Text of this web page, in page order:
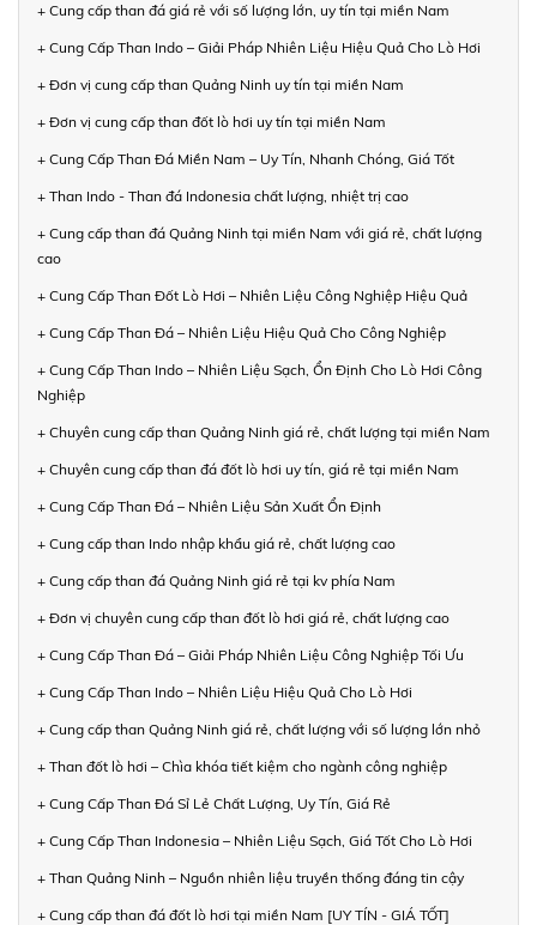
+ Cung cấp than đá giá rẻ với số lượng lớn, uy tín tại miền Nam
+ Cung Cấp Than Indo – Giải Pháp Nhiên Liệu Hiệu Quả Cho Lò Hơi
+ Đơn vị cung cấp than Quảng Ninh uy tín tại miền Nam
+ Đơn vị cung cấp than đốt lò hơi uy tín tại miền Nam
+ Cung Cấp Than Đá Miền Nam – Uy Tín, Nhanh Chóng, Giá Tốt
+ Than Indo - Than đá Indonesia chất lượng, nhiệt trị cao
+ Cung cấp than đá Quảng Ninh tại miền Nam với giá rẻ, chất lượng
cao
+ Cung Cấp Than Đốt Lò Hơi – Nhiên Liệu Công Nghiệp Hiệu Quả
+ Cung Cấp Than Đá – Nhiên Liệu Hiệu Quả Cho Công Nghiệp
+ Cung Cấp Than Indo – Nhiên Liệu Sạch, Ổn Định Cho Lò Hơi Công
Nghiệp
+ Chuyên cung cấp than Quảng Ninh giá rẻ, chất lượng tại miền Nam
+ Chuyên cung cấp than đá đốt lò hơi uy tín, giá rẻ tại miền Nam
+ Cung Cấp Than Đá – Nhiên Liệu Sản Xuất Ổn Định
+ Cung cấp than Indo nhập khẩu giá rẻ, chất lượng cao
+ Cung cấp than đá Quảng Ninh giá rẻ tại kv phía Nam
+ Đơn vị chuyên cung cấp than đốt lò hơi giá rẻ, chất lượng cao
+ Cung Cấp Than Đá – Giải Pháp Nhiên Liệu Công Nghiệp Tối Ưu
+ Cung Cấp Than Indo – Nhiên Liệu Hiệu Quả Cho Lò Hơi
+ Cung cấp than Quảng Ninh giá rẻ, chất lượng với số lượng lớn nhỏ
+ Than đốt lò hơi – Chìa khóa tiết kiệm cho ngành công nghiệp
+ Cung Cấp Than Đá Sỉ Lẻ Chất Lượng, Uy Tín, Giá Rẻ
+ Cung Cấp Than Indonesia – Nhiên Liệu Sạch, Giá Tốt Cho Lò Hơi
+ Than Quảng Ninh – Nguồn nhiên liệu truyền thống đáng tin cậy
+ Cung cấp than đá đốt lò hơi tại miền Nam [UY TÍN - GIÁ TỐT]